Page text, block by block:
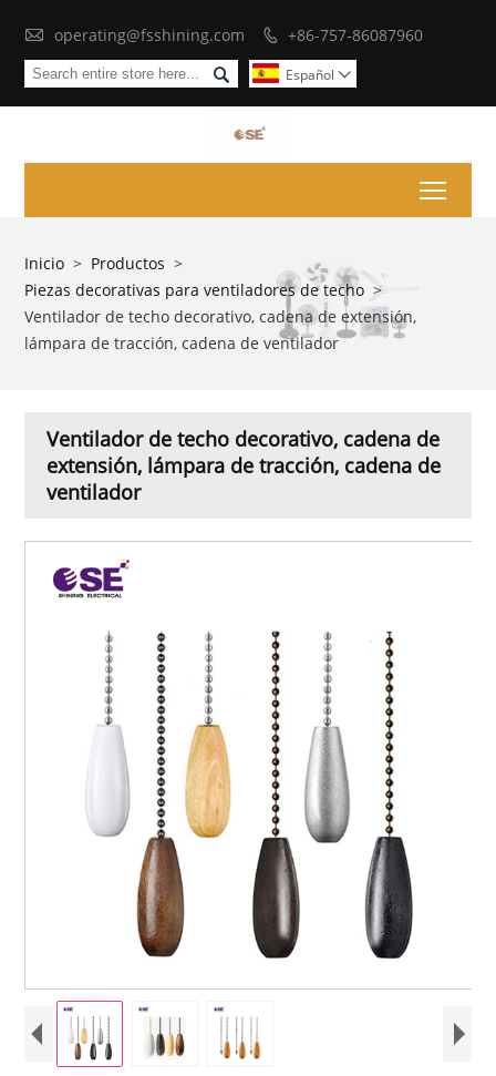
 operating@fsshining.com  +86-757-86087960
 Español 
Inicio > Productos >
Piezas decorativas para ventiladores de techo >
Ventilador de techo decorativo, cadena de extensión,
lámpara de tracción, cadena de ventilador
Ventilador de techo decorativo, cadena de
extensión, lámpara de tracción, cadena de
ventilador